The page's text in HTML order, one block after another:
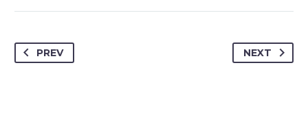
PREV NEXT